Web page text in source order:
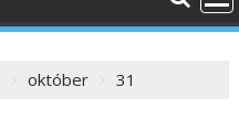
október 31